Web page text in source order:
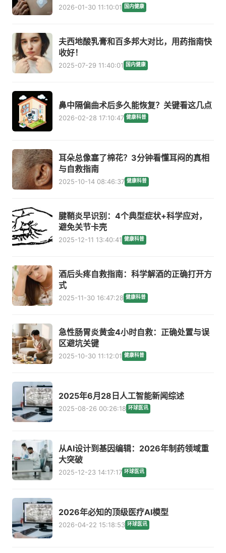
2026-01-30 11:10:01 国内健康
夫西地酸乳膏和百多邦大对比，用药指南快
收好！
2025-07-29 11:40:01 国内健康
鼻中隔偏曲术后多久能恢复？关键看这几点
2026-02-28 17:10:47 健康科普
耳朵总像塞了棉花？3分钟看懂耳闷的真相
与自救指南
2025-10-14 08:46:37 健康科普
腱鞘炎早识别：4个典型症状+科学应对，
避免关节卡壳
2025-12-11 13:40:41 健康科普
酒后头疼自救指南：科学解酒的正确打开方
式
2025-11-30 16:47:28 健康科普
急性肠胃炎黄金4小时自救：正确处置与误
区避坑关键
2025-10-30 11:12:01 健康科普
2025年6月28日人工智能新闻综述
2025-08-26 00:26:18 环球医讯
从AI设计到基因编辑：2026年制药领域重
大突破
2025-12-23 14:17:17 环球医讯
2026年必知的顶级医疗AI模型
2026-04-22 15:18:53 环球医讯